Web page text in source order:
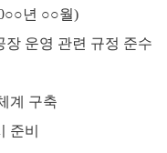
○○년 ○○월)
운영 관련 규정 준수
계 구축
준비